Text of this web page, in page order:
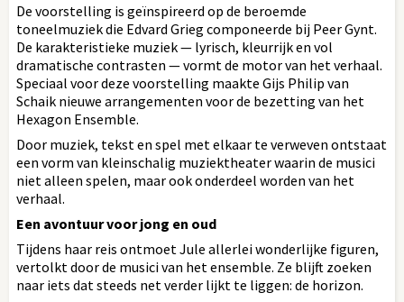
De voorstelling is geïnspireerd op de beroemde
toneelmuziek die Edvard Grieg componeerde bij Peer Gynt.
De karakteristieke muziek — lyrisch, kleurrijk en vol
dramatische contrasten — vormt de motor van het verhaal.
Speciaal voor deze voorstelling maakte Gijs Philip van
Schaik nieuwe arrangementen voor de bezetting van het
Hexagon Ensemble.
Door muziek, tekst en spel met elkaar te verweven ontstaat
een vorm van kleinschalig muziektheater waarin de musici
niet alleen spelen, maar ook onderdeel worden van het
verhaal.
Een avontuur voor jong en oud
Tijdens haar reis ontmoet Jule allerlei wonderlijke figuren,
vertolkt door de musici van het ensemble. Ze blijft zoeken
naar iets dat steeds net verder lijkt te liggen: de horizon.